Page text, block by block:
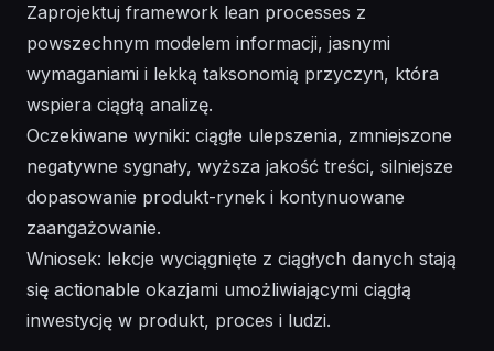
Zaprojektuj framework lean processes z
powszechnym modelem informacji, jasnymi
wymaganiami i lekką taksonomią przyczyn, która
wspiera ciągłą analizę.
Oczekiwane wyniki: ciągłe ulepszenia, zmniejszone
negatywne sygnały, wyższa jakość treści, silniejsze
dopasowanie produkt-rynek i kontynuowane
zaangażowanie.
Wniosek: lekcje wyciągnięte z ciągłych danych stają
się actionable okazjami umożliwiającymi ciągłą
inwestycję w produkt, proces i ludzi.